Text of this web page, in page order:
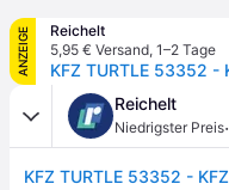
ANZEIGE
Reichelt
5,95 € Versand, 1–2 Tage
Reichelt
Niedrigster Preis·